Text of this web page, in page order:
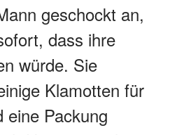
geschockt an,
dass ihre
würde. Sie
Klamotten für
eine Packung